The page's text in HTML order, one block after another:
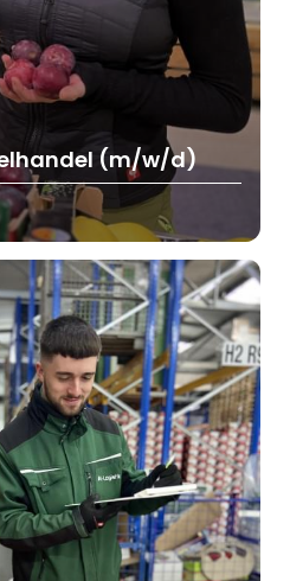
(m/w/d)